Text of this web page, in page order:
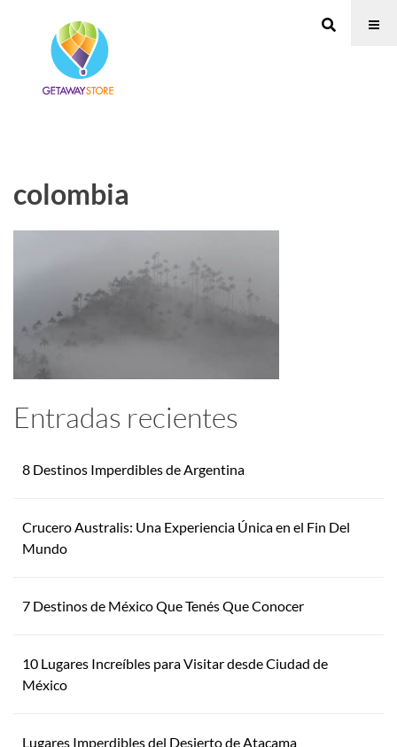
colombia
Entradas recientes
8 Destinos Imperdibles de Argentina
Crucero Australis: Una Experiencia Única en el Fin Del
Mundo
7 Destinos de México Que Tenés Que Conocer
10 Lugares Increíbles para Visitar desde Ciudad de
México
Lugares Imperdibles del Desierto de Atacama